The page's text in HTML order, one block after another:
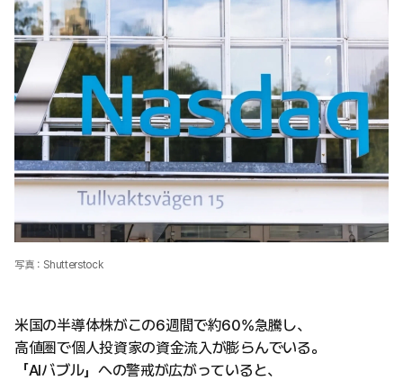
写真：Shutterstock
米国の半導体株がこの6週間で約60%急騰し、
高値圏で個人投資家の資金流入が膨らんでいる。
「AIバブル」への警戒が広がっていると、